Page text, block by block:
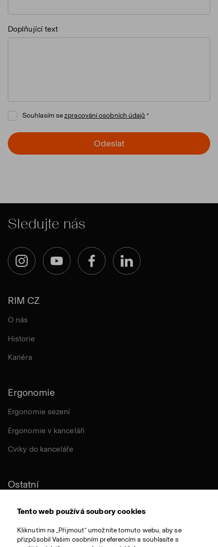
Doplňující text
Souhlasím sezpracování osobních údajů
Odeslat
Sledujte nás
InstagramYouTube FacebookLinkedIn
RIM CZ
O nás
Historie
Kariéra
Ergonomie
Ergonomie sezení
Ergonomie v kanceláři
Cviky do kanceláře
Ostatní
Látky a materiály
Tento web používá soubory cookies
Kliknutím na „Přijmout“ umožníte tomuto webu, aby se
přizpůsobil Vašim osobním preferencím a souhlasíte s